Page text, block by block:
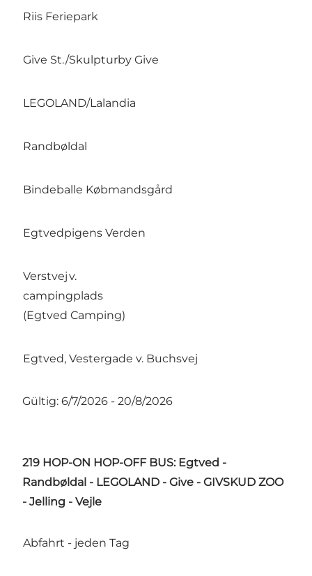
Riis Feriepark
Give St./Skulpturby Give
LEGOLAND/Lalandia
Randbøldal
Bindeballe Købmandsgård
Egtvedpigens Verden
Verstvej v.
campingplads
(Egtved Camping)
Egtved, Vestergade v. Buchsvej
Gültig: 6/7/2026 - 20/8/2026
219 HOP-ON HOP-OFF BUS: Egtved -
Randbøldal - LEGOLAND - Give - GIVSKUD ZOO
- Jelling - Vejle
Abfahrt - jeden Tag